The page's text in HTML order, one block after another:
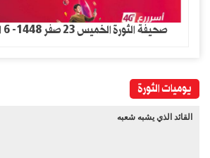
صحيفة الثورة الخميس 23 صفر 1448- 6 اغسطس 2026
يوميات الثورة
القائد الذي يشبه شعبه